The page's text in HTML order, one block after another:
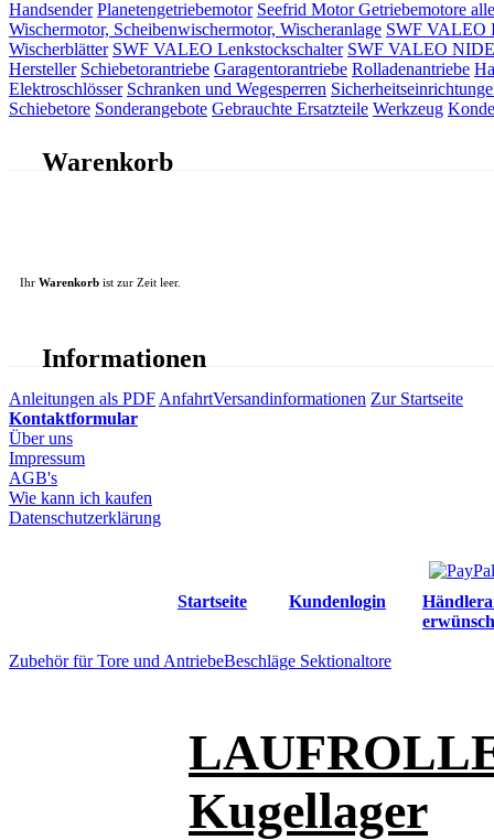
Handsender Planetengetriebemotor Seefrid Motor Getriebemotore
Wischermotor, Scheibenwischermotor, Wischeranlage SWF VALEO
Wischerblätter SWF VALEO Lenkstockschalter SWF VALEO
Hersteller Schiebetorantriebe Garagentorantriebe Rolladenantriebe
Elektroschlösser Schranken und Wegesperren
Schiebetore Sonderangebote Gebrauchte Ersatzteile Werkzeug
Warenkorb
Ihr Warenkorb ist zur Zeit leer.
Informationen
Anleitungen als PDF AnfahrtVersandinformationen Zur Startseite
Kontaktformular
Über uns
Impressum
AGB's
Wie kann ich kaufen
Datenschutzerklärung
Startseite Kundenlogin
Zubehör für Tore und AntriebeBeschläge Sektionaltore
Kugellager